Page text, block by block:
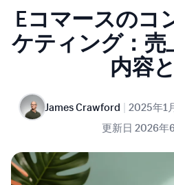
Eコマースのコ
ケティング：売
内容
James Crawford | 2025年1
更新日 2026年